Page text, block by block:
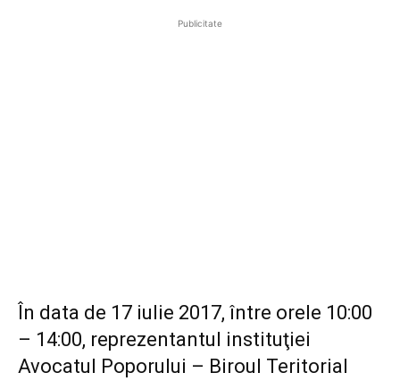
Publicitate
În data de 17 iulie 2017, între orele 10:00
– 14:00, reprezentantul instituţiei
Avocatul Poporului – Biroul Teritorial